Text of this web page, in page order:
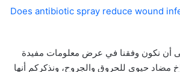
Does antibiotic spray reduce wound
أن نكون وفقنا في عرض معلومات مفيدة
مضاد حيوي للحروق والجروح، ونذكركم أنها